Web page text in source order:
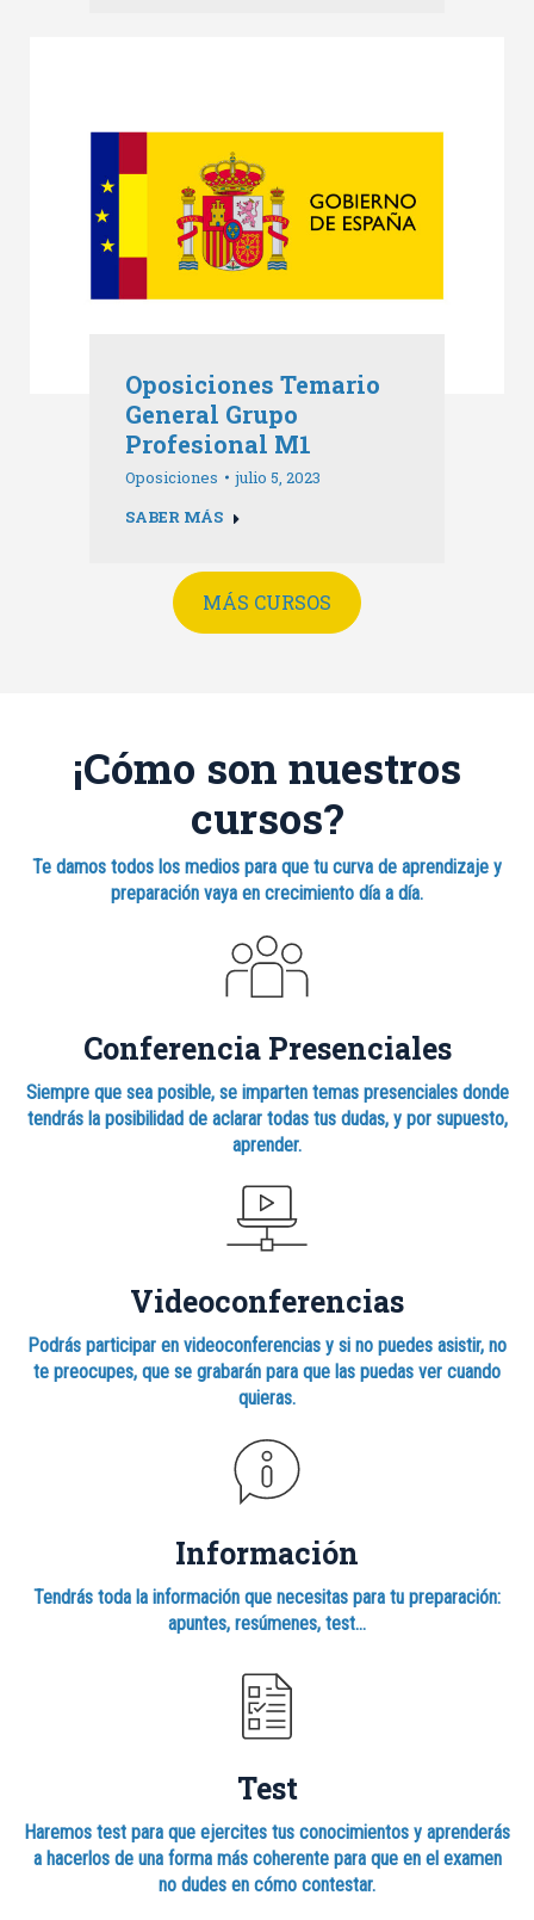
Oposiciones Temario
General Grupo
Profesional M1
Oposiciones
julio 5, 2023
SABER MÁS
MÁS CURSOS
¡Cómo son nuestros
cursos?
Te damos todos los medios para que tu curva de aprendizaje y
preparación vaya en crecimiento día a día.
Conferencia Presenciales
Siempre que sea posible, se imparten temas presenciales donde
tendrás la posibilidad de aclarar todas tus dudas, y por supuesto,
aprender.
Videoconferencias
Podrás participar en videoconferencias y si no puedes asistir, no
te preocupes, que se grabarán para que las puedas ver cuando
quieras.
Información
Tendrás toda la información que necesitas para tu preparación:
apuntes, resúmenes, test…
Test
Haremos test para que ejercites tus conocimientos y aprenderás
a hacerlos de una forma más coherente para que en el examen
no dudes en cómo contestar.